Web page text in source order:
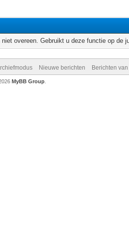
overeen. Gebruikt u deze functie op de
Nieuwe berichten Berichten
MyBB Group